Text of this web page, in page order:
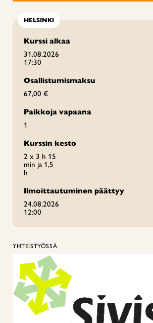
HELSINKI
Kurssi alkaa
31.08.2026
17:30
Osallistumismaksu
67,00 €
Paikkoja vapaana
1
Kurssin kesto
2 x 3 h 15
min ja 1,5
h
Ilmoittautuminen päättyy
24.08.2026
12:00
YHTEISTYÖSSÄ